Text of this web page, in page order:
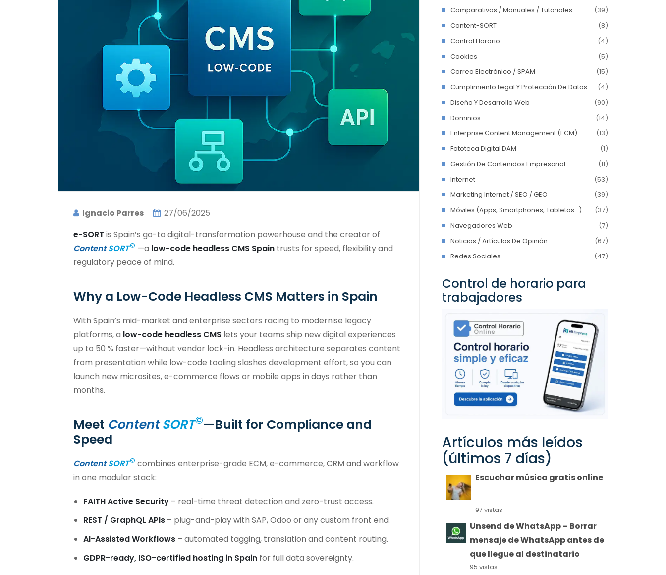
Ignacio Parres
27/06/2025
e-SORT is Spain’s go-to digital-transformation powerhouse and the creator of
Content SORT© —a low-code headless CMS Spain trusts for speed, flexibility and
regulatory peace of mind.
Why a Low-Code Headless CMS Matters in Spain
With Spain’s mid-market and enterprise sectors racing to modernise legacy
platforms, a low-code headless CMS lets your teams ship new digital experiences
up to 50 % faster—without vendor lock-in. Headless architecture separates content
from presentation while low-code tooling slashes development effort, so you can
launch new microsites, e-commerce flows or mobile apps in days rather than
months.
Meet Content SORT©—Built for Compliance and
Speed
Content SORT© combines enterprise-grade ECM, e-commerce, CRM and workflow
in one modular stack:
FAITH Active Security – real-time threat detection and zero-trust access.
REST / GraphQL APIs – plug-and-play with SAP, Odoo or any custom front end.
AI-Assisted Workflows – automated tagging, translation and content routing.
GDPR-ready, ISO-certified hosting in Spain for full data sovereignty.
Comparativas / Manuales / Tutoriales
(39)
Content-SORT
(8)
Control Horario
(4)
Cookies
(5)
Correo Electrónico / SPAM
(15)
Cumplimiento Legal Y Protección De Datos
(4)
Diseño Y Desarrollo Web
(90)
Dominios
(14)
Enterprise Content Management (ECM)
(13)
Fototeca Digital DAM
(1)
Gestión De Contenidos Empresarial
(11)
Internet
(53)
Marketing Internet / SEO / GEO
(39)
Móviles (Apps, Smartphones, Tabletas…)
(37)
Navegadores Web
(7)
Noticias / Artículos De Opinión
(67)
Redes Sociales
(47)
Control de horario para
trabajadores
Artículos más leídos
(últimos 7 días)
Escuchar música gratis online
97 vistas
Unsend de WhatsApp – Borrar
mensaje de WhatsApp antes de
que llegue al destinatario
95 vistas